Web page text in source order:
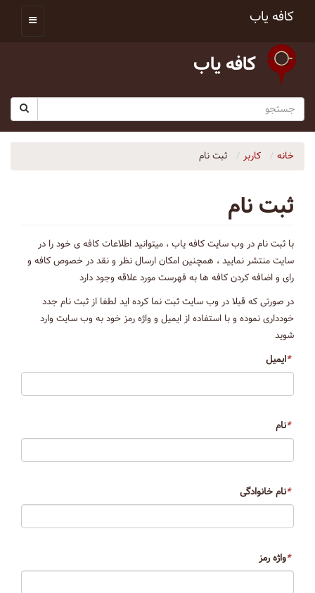
کافه یاب
کافه یاب
خانه کاربر ثبت نام
ثبت نام
با ثبت نام در وب سایت کافه یاب ، میتوانید اطلاعات کافه ی خود را در
سایت منتشر نمایید ، همچنین امکان ارسال نظر و نقد در خصوص کافه و
رای و اضافه کردن کافه ها به فهرست مورد علاقه وجود دارد
در صورتی که قبلا در وب سایت ثبت نما کرده اید لطفا از ثبت نام جدد
خودداری نموده و با استفاده از ایمیل و واژه رمز خود به وب سایت وارد
شوید
*ایمیل
*نام
*نام خانوادگی
*واژه رمز